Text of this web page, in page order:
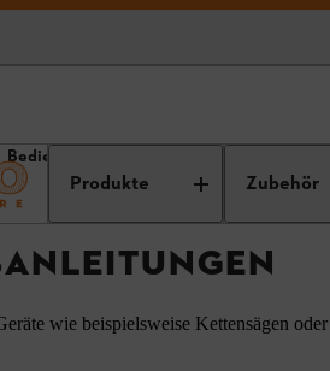
Produkte Zubehör
Bedienungsanleitungen
wie beispielsweise Kettensägen